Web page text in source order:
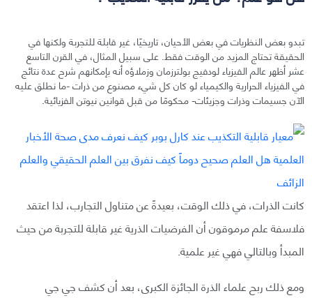
تبدو بعض النظريات في بعض الأحيان، تاريخيًا، غير قابلة للتجربة ولكنها في
الحقيقة تحتاج المزيد من الوقت فقط. على سبيل المثال، في القرن التاسع
عشر أظهر عالم الفيزياء لودفيج بولترزمان وزملاؤه أنه بإمكانهم شرح عدة نتائج
في الفيزياء الحرارية والكيمياء لو كان كل شيء مصنوع من ذرات -ما نطلق عليه
الآن جسيمات وذرات وجزيئات- محكومًا من قبل قوانين نيوتن الفزيائية.
كانت الذرات، في ذلك الوقت، بعيدةً عن متناول التجارب، لذا اعتقد
فلاسفة علم مرموقون أن الفرضيات الذرية غير قابلة للتجربة من حيث
المبدأ وبالتالي فهي غير علمية.
ومع ذلك ربح علماء الذرة الجائزة الكبرى، بعد أن كشف جي جي